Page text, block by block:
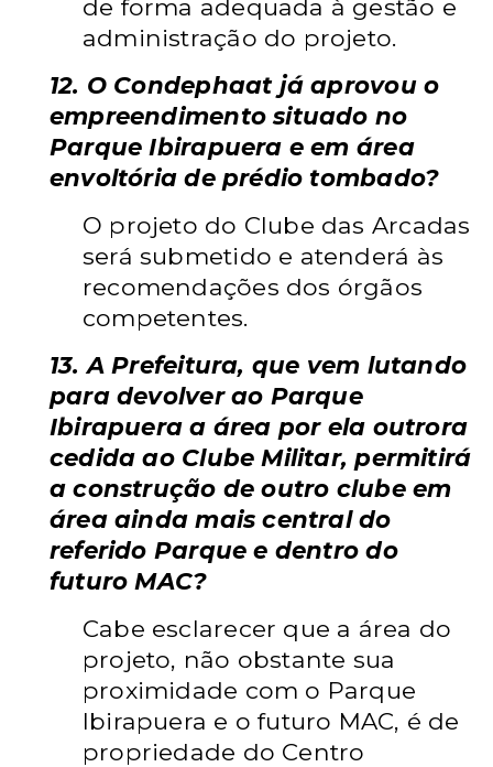
de forma adequada à gestão e
administração do projeto.
12. O Condephaat já aprovou o
empreendimento situado no
Parque Ibirapuera e em área
envoltória de prédio tombado?
O projeto do Clube das Arcadas
será submetido e atenderá às
recomendações dos órgãos
competentes.
13. A Prefeitura, que vem lutando
para devolver ao Parque
Ibirapuera a área por ela outrora
cedida ao Clube Militar, permitirá
a construção de outro clube em
área ainda mais central do
referido Parque e dentro do
futuro MAC?
Cabe esclarecer que a área do
projeto, não obstante sua
proximidade com o Parque
Ibirapuera e o futuro MAC, é de
propriedade do Centro